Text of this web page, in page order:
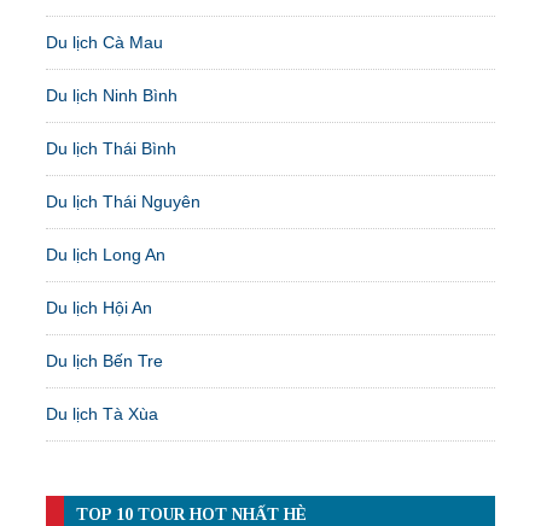
Du lịch Cà Mau
Du lịch Ninh Bình
Du lịch Thái Bình
Du lịch Thái Nguyên
Du lịch Long An
Du lịch Hội An
Du lịch Bến Tre
Du lịch Tà Xùa
TOP 10 TOUR HOT NHẤT HÈ